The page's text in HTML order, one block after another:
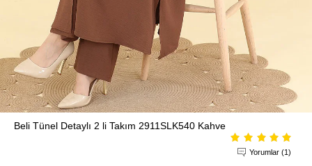
Beli Tünel Detaylı 2 li Takım 2911SLK540 Kahve
Yorumlar (1)